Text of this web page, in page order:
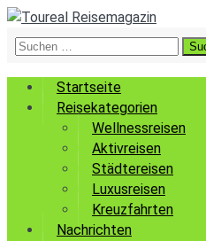
Suchen
Startseite
Reisekategorien
Wellnessreisen
Aktivreisen
Städtereisen
Luxusreisen
Kreuzfahrten
Nachrichten